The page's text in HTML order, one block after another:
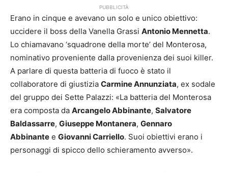
PUBBLICITÀ
Erano in cinque e avevano un solo e unico obiettivo:
uccidere il boss della Vanella Grassi Antonio Mennetta.
Lo chiamavano ‘squadrone della morte’ del Monterosa,
nominativo proveniente dalla provenienza dei suoi killer.
A parlare di questa batteria di fuoco è stato il
collaboratore di giustizia Carmine Annunziata, ex sodale
del gruppo dei Sette Palazzi: «La batteria del Monterosa
era composta da Arcangelo Abbinante, Salvatore
Baldassarre, Giuseppe Montanera, Gennaro
Abbinante e Giovanni Carriello. Suoi obiettivi erano i
personaggi di spicco dello schieramento avverso».